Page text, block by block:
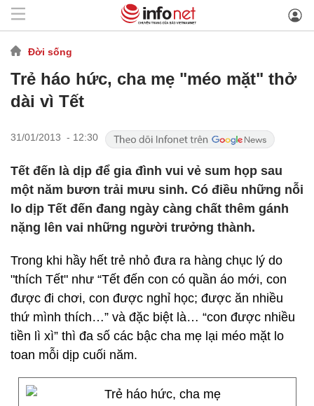
Đời sống
Trẻ háo hức, cha mẹ "méo mặt" thở
dài vì Tết
31/01/2013 - 12:30
Tết đến là dịp để gia đình vui vẻ sum họp sau
một năm bươn trải mưu sinh. Có điều những nỗi
lo dịp Tết đến đang ngày càng chất thêm gánh
nặng lên vai những người trưởng thành.
Trong khi hầy hết trẻ nhỏ đưa ra hàng chục lý do
"thích Tết" như “Tết đến con có quần áo mới, con
được đi chơi, con được nghỉ học; được ăn nhiều
thứ mình thích…” và đặc biệt là… “con được nhiều
tiền lì xì” thì đa số các bậc cha mẹ lại méo mặt lo
toan mỗi dịp cuối năm.